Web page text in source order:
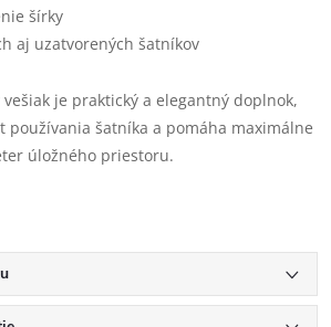
šírky
aj uzatvorených šatníkov
je praktický a elegantný doplnok,
používania šatníka a pomáha maximálne
úložného priestoru.